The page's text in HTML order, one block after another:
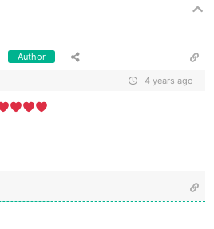
Author
4 years ago